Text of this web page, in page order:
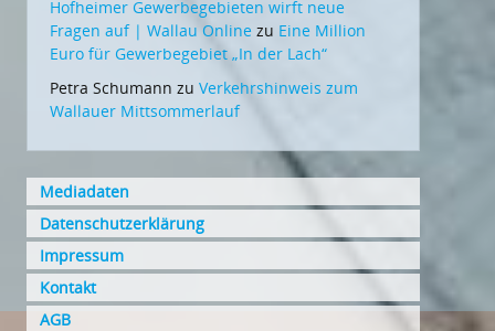
Hofheimer Gewerbegebieten wirft neue
Fragen auf | Wallau Online zu Eine Million
Euro für Gewerbegebiet „In der Lach“
Petra Schumann zu Verkehrshinweis zum
Wallauer Mittsommerlauf
Mediadaten
Datenschutzerklärung
Impressum
Kontakt
AGB